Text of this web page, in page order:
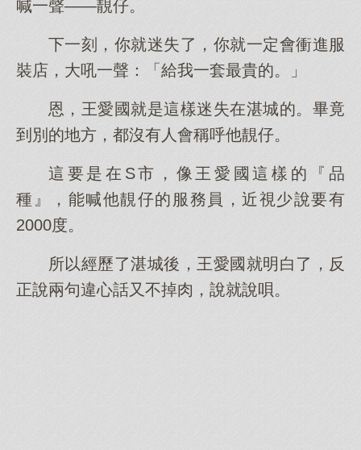
喊一聲——靚仔。
下一刻，你就迷失了，你就一定會衝進服
裝店，大吼一聲：「給我一套最貴的。」
恩，王愛國就是這樣迷失在湛城的。畢竟
到別的地方，都沒有人會稱呼他靚仔。
這要是在S市，像王愛國這樣的『品
種』，能喊他靚仔的服務員，近視少說要有
2000度。
所以經歷了湛城後，王愛國就明白了，反
正說兩句違心話又不掉肉，說就說唄。